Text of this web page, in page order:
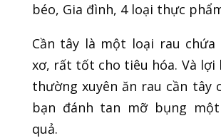
Cần tây là một loại rau chứa
xơ, rất tốt cho tiêu hóa. Và lợi
thường xuyên ăn rau cần tây
bạn đánh tan mỡ bụng một
quả.